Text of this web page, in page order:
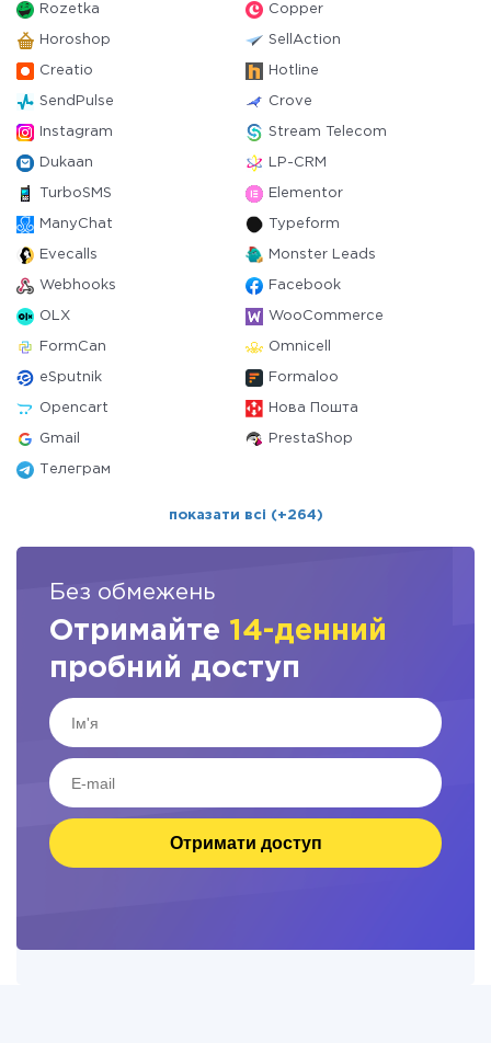
Rozetka Copper
Horoshop SellAction
Creatio Hotline
SendPulse Crove
Instagram Stream Telecom
Dukaan LP-CRM
TurboSMS Elementor
ManyChat Typeform
Evecalls Monster Leads
Webhooks Facebook
OLX WooCommerce
FormCan Omnicell
eSputnik Formaloo
Opencart Нова Пошта
Gmail PrestaShop
Телеграм
показати всі (+264)
Без обмежень
Отримайте 14-денний
пробний доступ
Отримати доступ